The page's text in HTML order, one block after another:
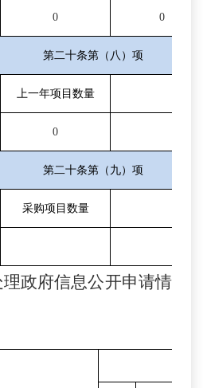
0 0
第二十条第（八）项
上一年项目数量
0
第二十条第（九）项
采购项目数量
政府信息公开申请情